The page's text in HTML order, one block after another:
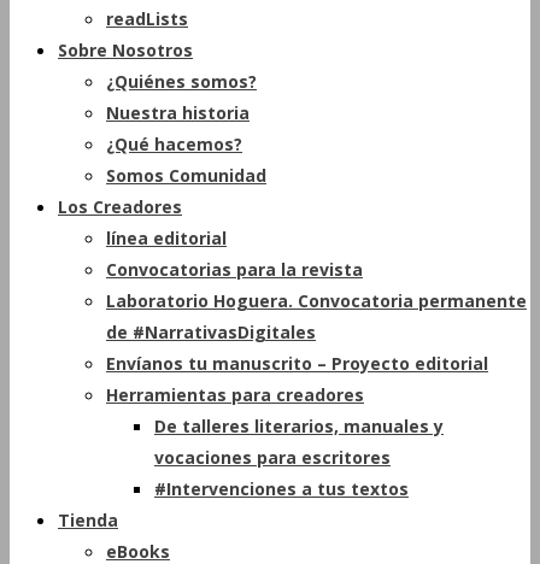
readLists
Sobre Nosotros
¿Quiénes somos?
Nuestra historia
¿Qué hacemos?
Somos Comunidad
Los Creadores
línea editorial
Convocatorias para la revista
Laboratorio Hoguera. Convocatoria permanente
de #NarrativasDigitales
Envíanos tu manuscrito – Proyecto editorial
Herramientas para creadores
De talleres literarios, manuales y
vocaciones para escritores
#Intervenciones a tus textos
Tienda
eBooks